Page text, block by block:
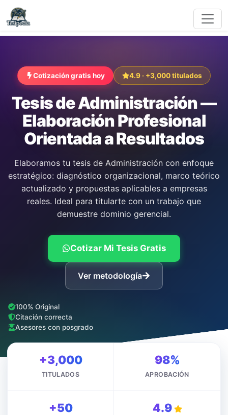
Cotización gratis hoy 4.9 · +3,000 titulados
Tesis de Administración —
Elaboración Profesional
Orientada a Resultados
Elaboramos tu tesis de Administración con enfoque
estratégico: diagnóstico organizacional, marco teórico
actualizado y propuestas aplicables a empresas
reales. Ideal para titularte con un trabajo que
demuestre dominio gerencial.
Cotizar Mi Tesis Gratis
Ver metodología
100% Original
Citación correcta
Asesores con posgrado
+3,000
TITULADOS
98%
APROBACIÓN
+50 4.9